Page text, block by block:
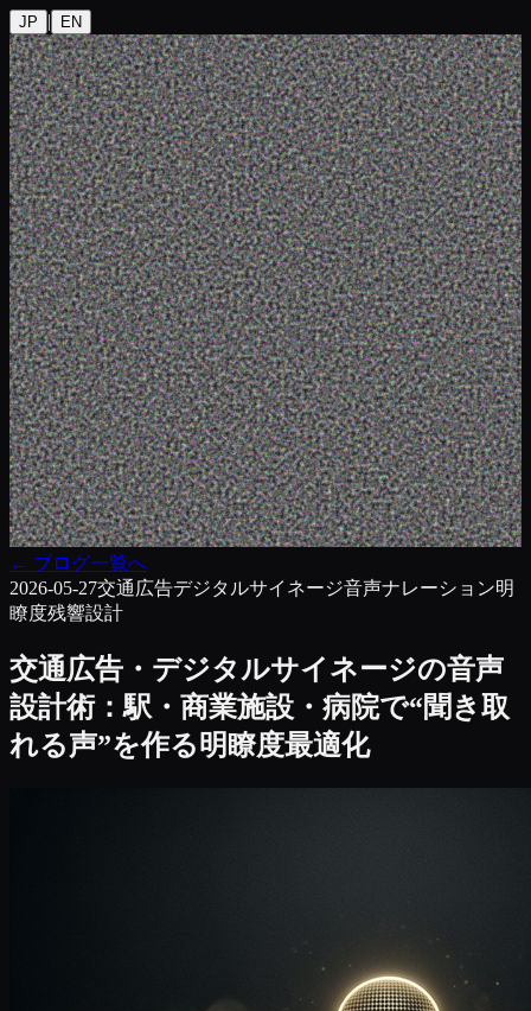
JP | EN
← ブログ一覧へ
2026-05-27交通広告デジタルサイネージ音声ナレーション明
瞭度残響設計
交通広告・デジタルサイネージの音声
設計術：駅・商業施設・病院で“聞き取
れる声”を作る明瞭度最適化